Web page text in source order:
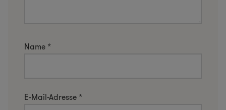
Name *
E-Mail-Adresse *